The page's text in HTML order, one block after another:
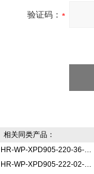
验证码：
相关同类产品：
HR-WP-XPD905-220-36-HLPID调节仪/温控器
HR-WP-XPD905-222-02-HLPID调节仪/温控器